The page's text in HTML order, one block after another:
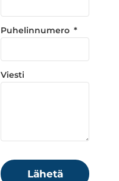
Puhelinnumero
Viesti
Lähetä